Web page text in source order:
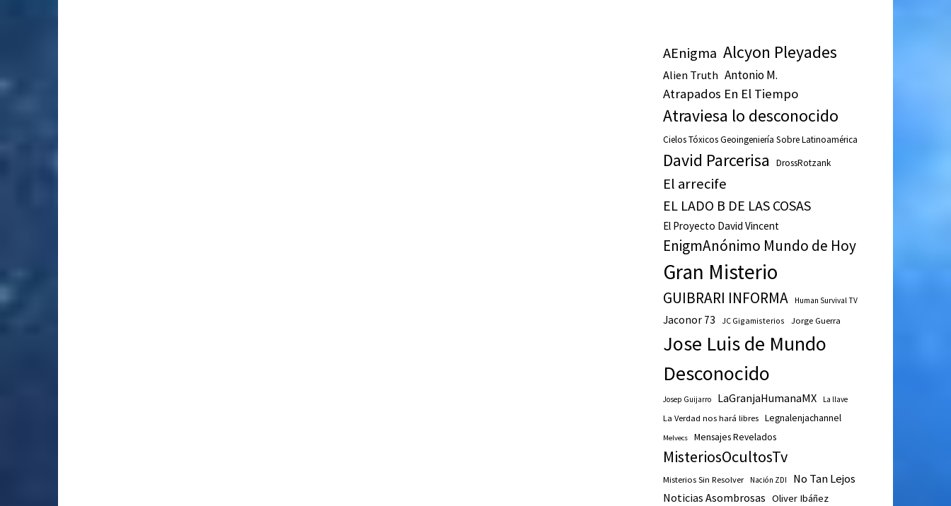
AEnigma Alcyon Pleyades
Alien Truth Antonio M.
Atrapados En El Tiempo
Atraviesa lo desconocido
Cielos Tóxicos Geoingeniería Sobre Latinoamérica
David Parcerisa DrossRotzank
El arrecife
EL LADO B DE LAS COSAS
El Proyecto David Vincent
EnigmAnónimo Mundo de Hoy
Gran Misterio
GUIBRARI INFORMA Human Survival TV
Jaconor 73 JC Gigamisterios Jorge Guerra
Jose Luis de Mundo
Desconocido
Josep Guijarro LaGranjaHumanaMX La llave
La Verdad nos hará libres Legnalenjachannel
Melvecs Mensajes Revelados
MisteriosOcultosTv
Misterios Sin Resolver Nación ZDI No Tan Lejos
Noticias Asombrosas Oliver Ibáñez